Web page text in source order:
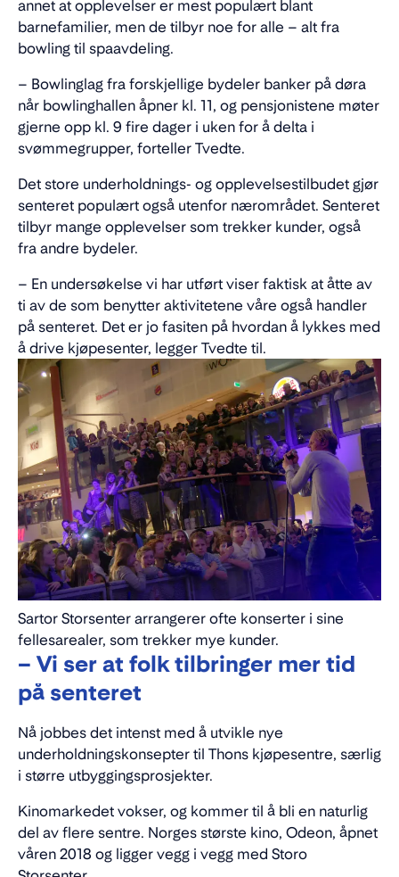
annet at opplevelser er mest populært blant
barnefamilier, men de tilbyr noe for alle – alt fra
bowling til spaavdeling.
– Bowlinglag fra forskjellige bydeler banker på døra
når bowlinghallen åpner kl. 11, og pensjonistene møter
gjerne opp kl. 9 fire dager i uken for å delta i
svømmegrupper, forteller Tvedte.
Det store underholdnings- og opplevelsestilbudet gjør
senteret populært også utenfor nærområdet. Senteret
tilbyr mange opplevelser som trekker kunder, også
fra andre bydeler.
– En undersøkelse vi har utført viser faktisk at åtte av
ti av de som benytter aktivitetene våre også handler
på senteret. Det er jo fasiten på hvordan å lykkes med
å drive kjøpesenter, legger Tvedte til.
Sartor Storsenter arrangerer ofte konserter i sine
fellesarealer, som trekker mye kunder.
– Vi ser at folk tilbringer mer tid
på senteret
Nå jobbes det intenst med å utvikle nye
underholdningskonsepter til Thons kjøpesentre, særlig
i større utbyggingsprosjekter.
Kinomarkedet vokser, og kommer til å bli en naturlig
del av flere sentre. Norges største kino, Odeon, åpnet
våren 2018 og ligger vegg i vegg med Storo